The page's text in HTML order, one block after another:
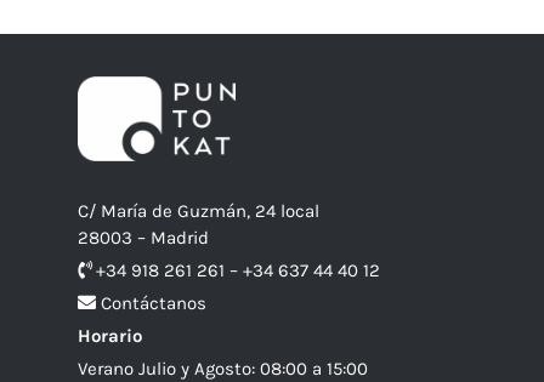
C/ María de Guzmán, 24 local
28003 – Madrid
+34 918 261 261 – +34 637 44 40 12
Contáctanos
Horario
Verano Julio y Agosto: 08:00 a 15:00